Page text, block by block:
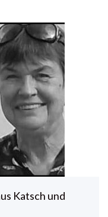
Katsch und